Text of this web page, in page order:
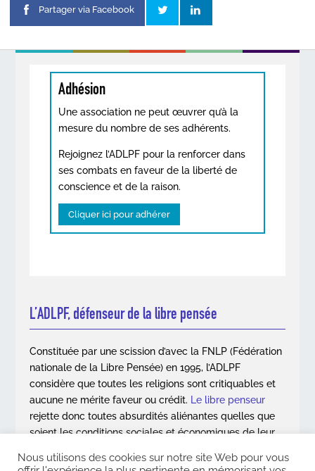
Partager via Facebook
Adhésion
Une association ne peut œuvrer qu’à la
mesure du nombre de ses adhérents.
Rejoignez l’ADLPF pour la renforcer dans
ses combats en faveur de la liberté de
conscience et de la raison.
Cliquer ici pour adhérer
L’ADLPF, défenseur de la libre pensée
Constituée par une scission d’avec la FNLP (Fédération
nationale de la Libre Pensée) en 1995, l’ADLPF
considère que toutes les religions sont critiquables et
aucune ne mérite faveur ou crédit. Le libre penseur
rejette donc toutes absurdités aliénantes quelles que
soient les conditions sociales et économiques de leur
Nous utilisons des cookies sur notre site Web pour vous